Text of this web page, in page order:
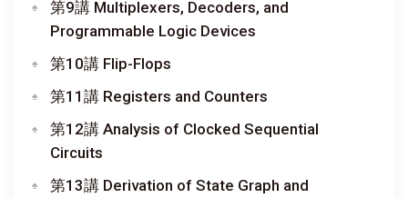
第9講 Multiplexers, Decoders, and
Programmable Logic Devices
第10講 Flip-Flops
第11講 Registers and Counters
第12講 Analysis of Clocked Sequential
Circuits
第13講 Derivation of State Graph and